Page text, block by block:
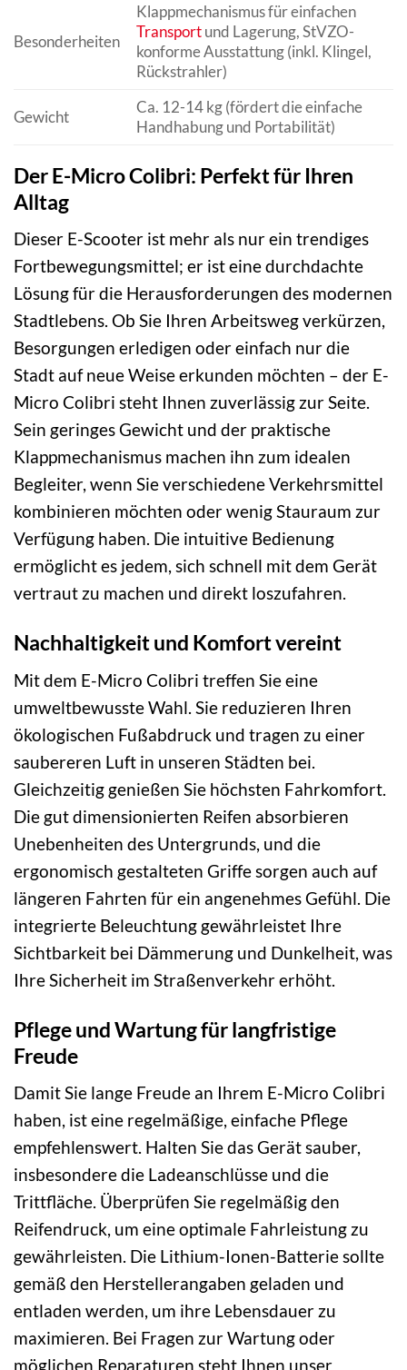
Besonderheiten
Klappmechanismus für einfachen
Transportund Lagerung, StVZO-
konforme Ausstattung (inkl. Klingel,
Rückstrahler)
Gewicht
Ca. 12-14 kg (fördert die einfache
Handhabung und Portabilität)
Der E-Micro Colibri: Perfekt für Ihren
Alltag
Dieser E-Scooter ist mehr als nur ein trendiges
Fortbewegungsmittel; er ist eine durchdachte
Lösung für die Herausforderungen des modernen
Stadtlebens. Ob Sie Ihren Arbeitsweg verkürzen,
Besorgungen erledigen oder einfach nur die
Stadt auf neue Weise erkunden möchten – der E-
Micro Colibri steht Ihnen zuverlässig zur Seite.
Sein geringes Gewicht und der praktische
Klappmechanismus machen ihn zum idealen
Begleiter, wenn Sie verschiedene Verkehrsmittel
kombinieren möchten oder wenig Stauraum zur
Verfügung haben. Die intuitive Bedienung
ermöglicht es jedem, sich schnell mit dem Gerät
vertraut zu machen und direkt loszufahren.
Nachhaltigkeit und Komfort vereint
Mit dem E-Micro Colibri treffen Sie eine
umweltbewusste Wahl. Sie reduzieren Ihren
ökologischen Fußabdruck und tragen zu einer
saubereren Luft in unseren Städten bei.
Gleichzeitig genießen Sie höchsten Fahrkomfort.
Die gut dimensionierten Reifen absorbieren
Unebenheiten des Untergrunds, und die
ergonomisch gestalteten Griffe sorgen auch auf
längeren Fahrten für ein angenehmes Gefühl. Die
integrierte Beleuchtung gewährleistet Ihre
Sichtbarkeit bei Dämmerung und Dunkelheit, was
Ihre Sicherheit im Straßenverkehr erhöht.
Pflege und Wartung für langfristige
Freude
Damit Sie lange Freude an Ihrem E-Micro Colibri
haben, ist eine regelmäßige, einfache Pflege
empfehlenswert. Halten Sie das Gerät sauber,
insbesondere die Ladeanschlüsse und die
Trittfläche. Überprüfen Sie regelmäßig den
Reifendruck, um eine optimale Fahrleistung zu
gewährleisten. Die Lithium-Ionen-Batterie sollte
gemäß den Herstellerangaben geladen und
entladen werden, um ihre Lebensdauer zu
maximieren. Bei Fragen zur Wartung oder
möglichen Reparaturen steht Ihnen unser